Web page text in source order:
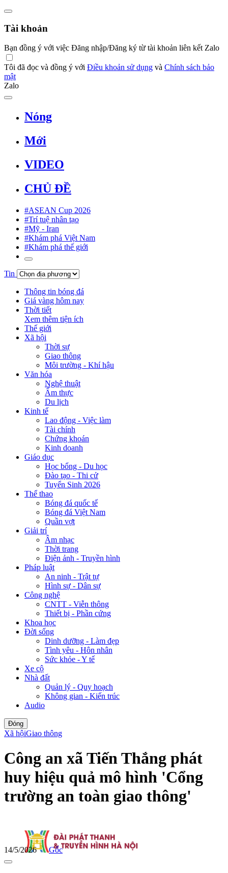
Tài khoản
Bạn đồng ý với việc Đăng nhập/Đăng ký từ tài khoản liên kết Zalo
Tôi đã đọc và đồng ý với Điều khoản sử dụng và Chính sách bảo
mật
Zalo
Nóng
Mới
VIDEO
CHỦ ĐỀ
#ASEAN Cup 2026
#Trí tuệ nhân tạo
#Mỹ - Iran
#Khám phá Việt Nam
#Khám phá thế giới
Tin
Thông tin bóng đá
Giá vàng hôm nay
Thời tiết
Xem thêm tiện ích
Thế giới
Xã hội
Thời sự
Giao thông
Môi trường - Khí hậu
Văn hóa
Nghệ thuật
Ẩm thực
Du lịch
Kinh tế
Lao động - Việc làm
Tài chính
Chứng khoán
Kinh doanh
Giáo dục
Học bổng - Du học
Đào tạo - Thi cử
Tuyển Sinh 2026
Thể thao
Bóng đá quốc tế
Bóng đá Việt Nam
Quần vợt
Giải trí
Âm nhạc
Thời trang
Điện ảnh - Truyền hình
Pháp luật
An ninh - Trật tự
Hình sự - Dân sự
Công nghệ
CNTT - Viễn thông
Thiết bị - Phần cứng
Khoa học
Đời sống
Dinh dưỡng - Làm đẹp
Tình yêu - Hôn nhân
Sức khỏe - Y tế
Xe cộ
Nhà đất
Quản lý - Quy hoạch
Không gian - Kiến trúc
Audio
Đóng
Xã hộiGiao thông
Công an xã Tiến Thắng phát
huy hiệu quả mô hình 'Cổng
trường an toàn giao thông'
14/5/2026 Gốc